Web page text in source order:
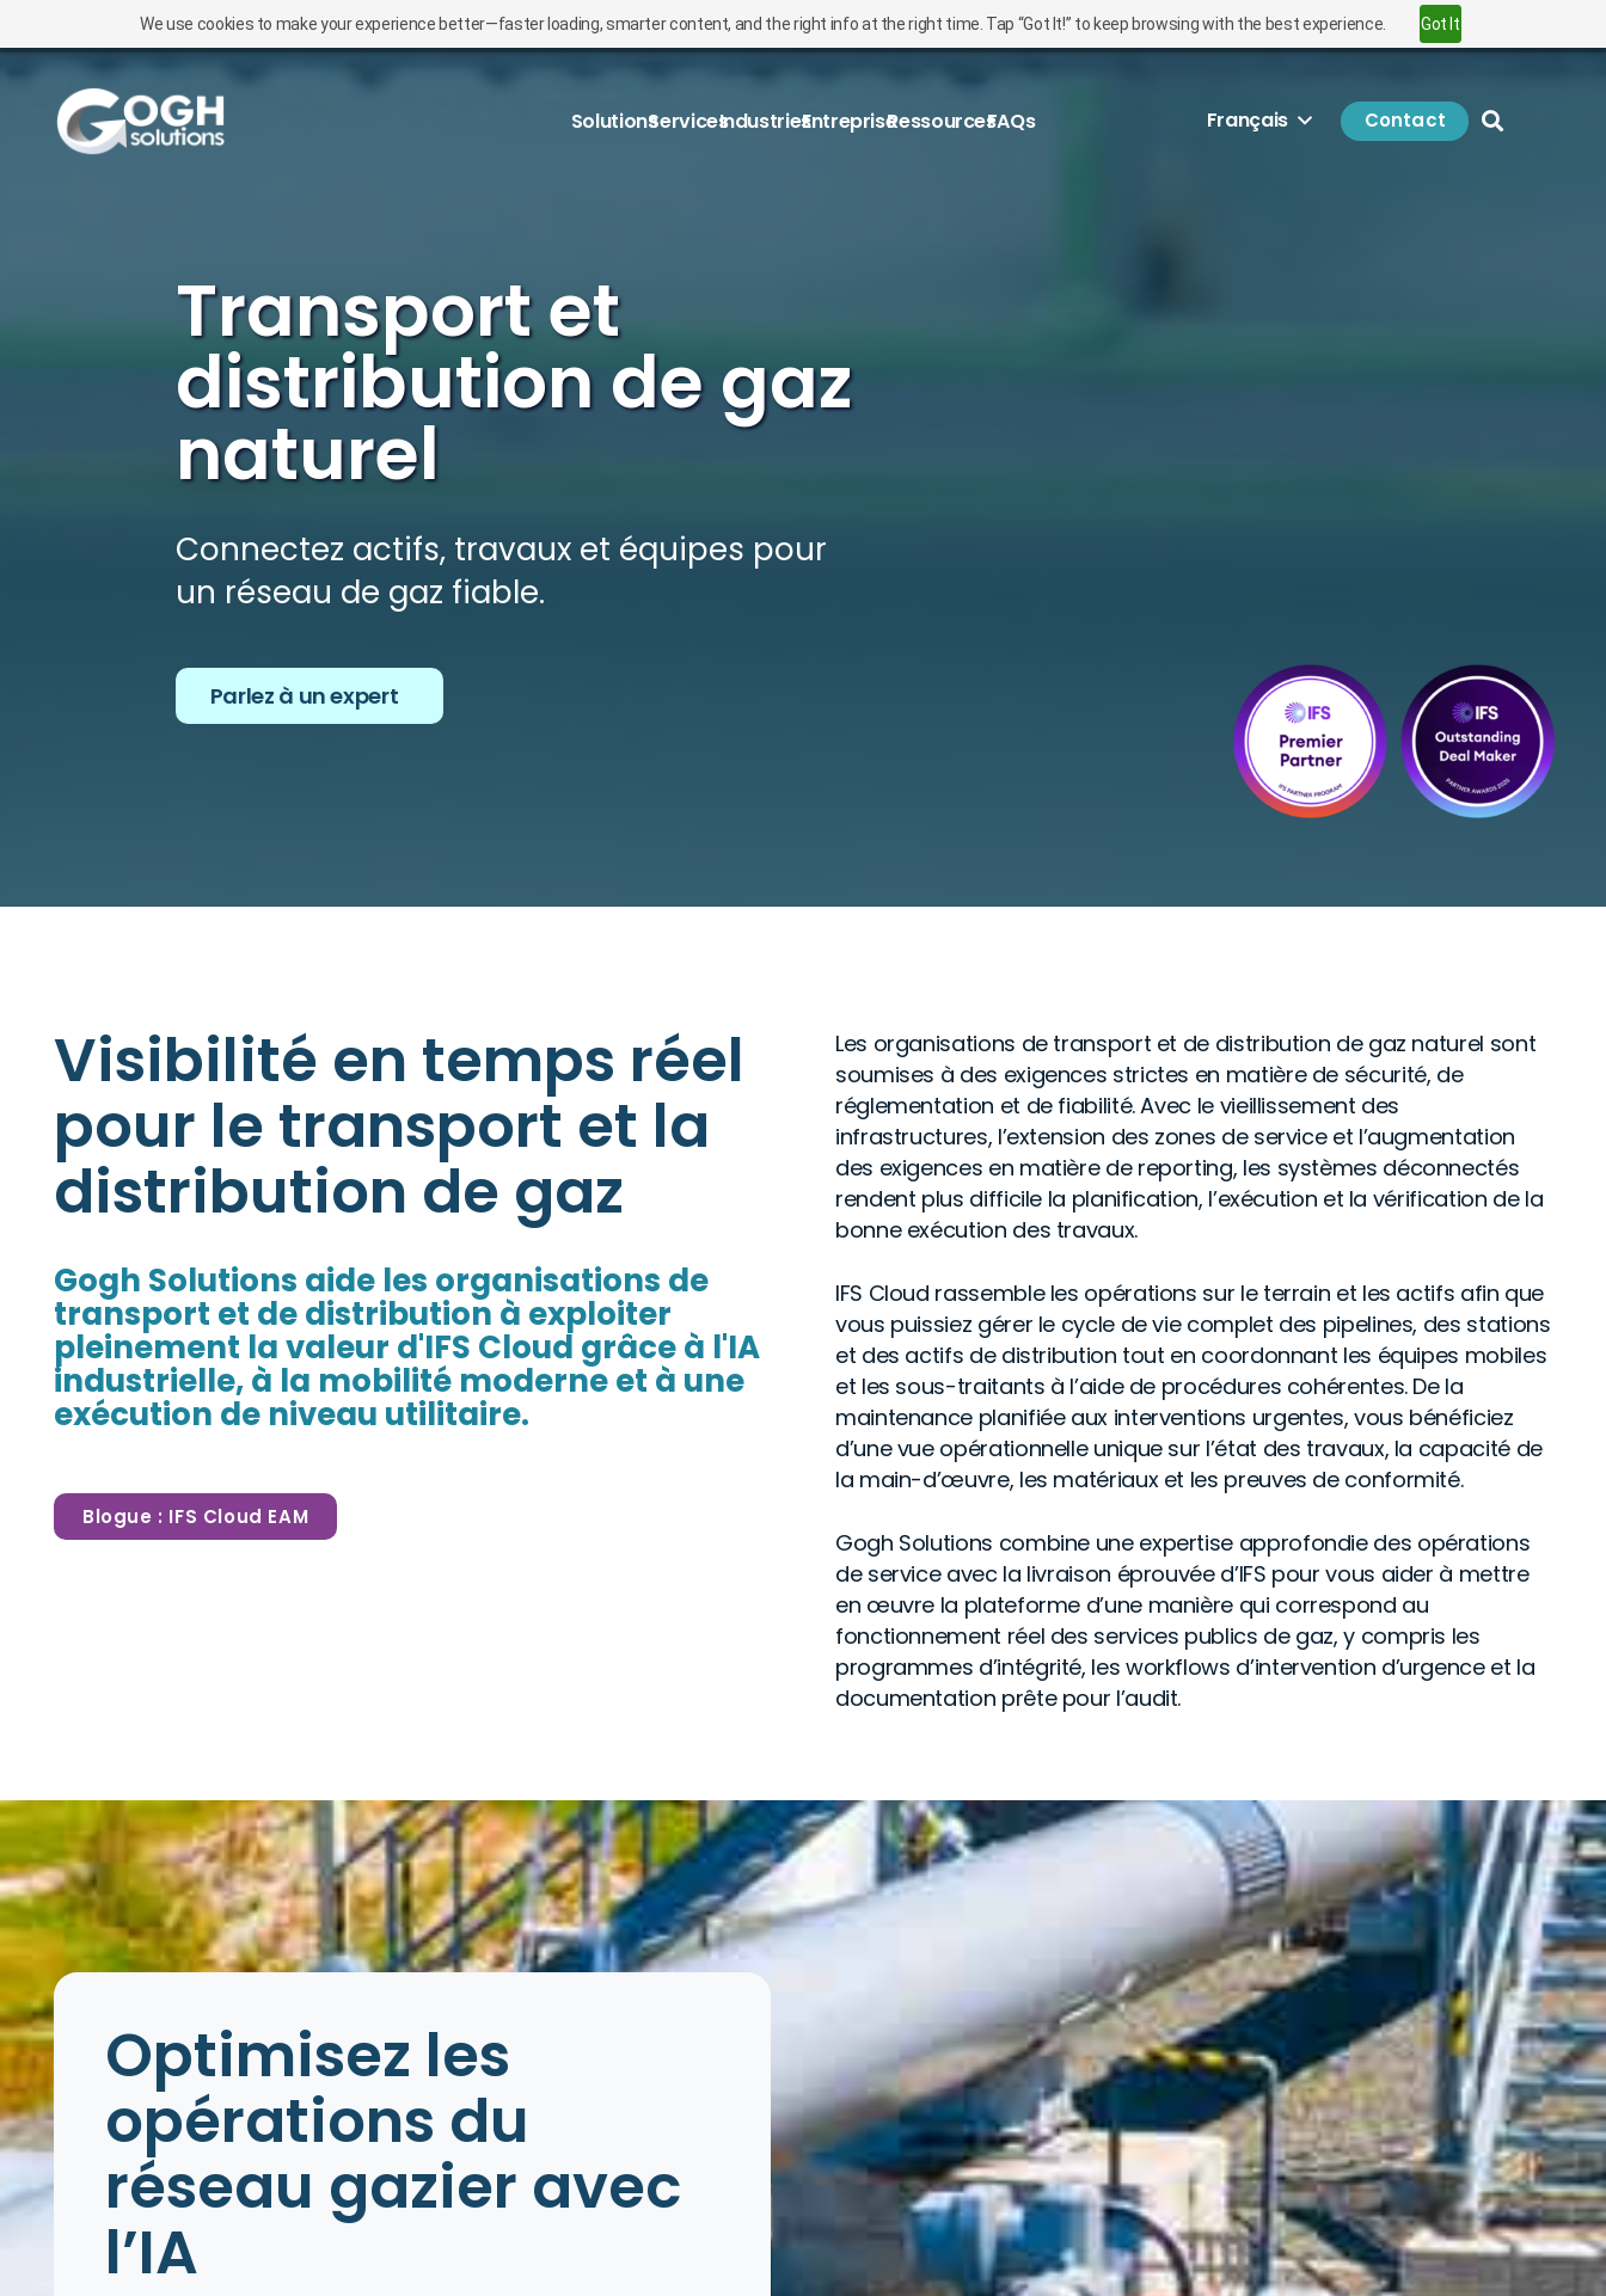
We use cookies to make your experience better—faster loading, smarter content, and the right info at the right time. Tap “Got It!” to keep browsing with the best experience. Got It
Carrieres
SolutionsServicesIndustriesEntrepriseRessourcesFAQs Français Contact
Transport et
distribution de gaz
naturel
Connectez actifs, travaux et équipes pour
un réseau de gaz fiable.
Parlez à un expert
Visibilité en temps réel
pour le transport et la
distribution de gaz
Gogh Solutions aide les organisations de
transport et de distribution à exploiter
pleinement la valeur d'IFS Cloud grâce à l'IA
industrielle, à la mobilité moderne et à une
exécution de niveau utilitaire.
Blogue : IFS Cloud EAM
Les organisations de transport et de distribution de gaz naturel sont
soumises à des exigences strictes en matière de sécurité, de
réglementation et de fiabilité. Avec le vieillissement des
infrastructures, l’extension des zones de service et l’augmentation
des exigences en matière de reporting, les systèmes déconnectés
rendent plus difficile la planification, l’exécution et la vérification de la
bonne exécution des travaux.
IFS Cloud rassemble les opérations sur le terrain et les actifs afin que
vous puissiez gérer le cycle de vie complet des pipelines, des stations
et des actifs de distribution tout en coordonnant les équipes mobiles
et les sous-traitants à l’aide de procédures cohérentes. De la
maintenance planifiée aux interventions urgentes, vous bénéficiez
d’une vue opérationnelle unique sur l’état des travaux, la capacité de
la main-d’œuvre, les matériaux et les preuves de conformité.
Gogh Solutions combine une expertise approfondie des opérations
de service avec la livraison éprouvée d’IFS pour vous aider à mettre
en œuvre la plateforme d’une manière qui correspond au
fonctionnement réel des services publics de gaz, y compris les
programmes d’intégrité, les workflows d’intervention d’urgence et la
documentation prête pour l’audit.
Optimisez les
opérations du
réseau gazier avec
l’IA